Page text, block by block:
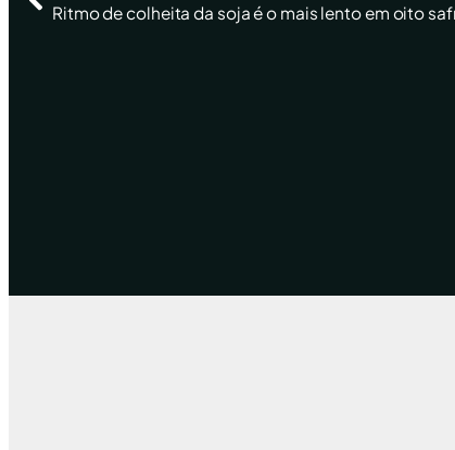
Ritmo de colheita da soja é o mais lento em oito